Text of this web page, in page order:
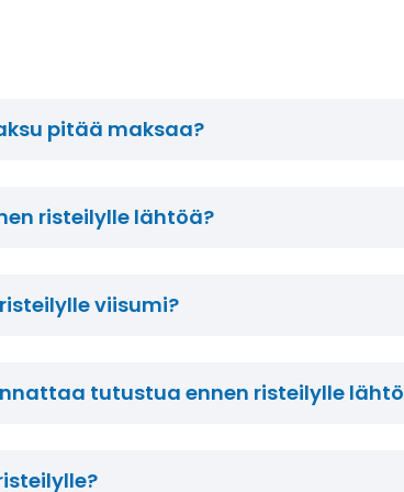
pitää maksaa?
risteilylle lähtöä?
viisumi?
tutustua ennen risteilylle